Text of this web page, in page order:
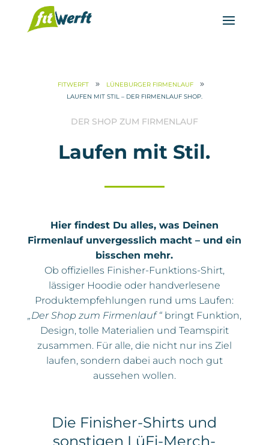
FITWERFT 9 LÜNEBURGER FIRMENLAUF
9
LAUFEN MIT STIL – DER FIRMENLAUF SHOP.
DER SHOP ZUM FIRMENLAUF
Laufen mit Stil.
Hier findest Du alles, was Deinen
Firmenlauf unvergesslich macht – und ein
bisschen mehr.
Ob offizielles Finisher-Funktions-Shirt,
lässiger Hoodie oder handverlesene
Produktempfehlungen rund ums Laufen:
„Der Shop zum Firmenlauf “bringt Funktion,
Design, tolle Materialien und Teamspirit
zusammen. Für alle, die nicht nur ins Ziel
laufen, sondern dabei auch noch gut
aussehen wollen.
Die Finisher-Shirts und
sonstigen LüFi-Merch-